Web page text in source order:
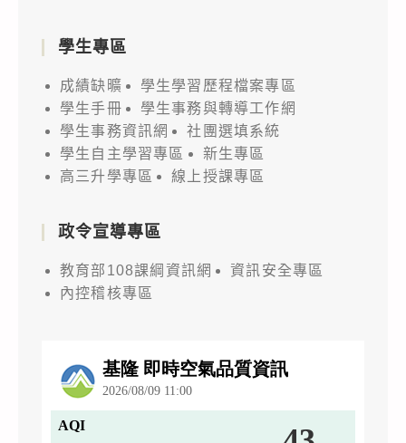
學生專區
成績缺曠
學生學習歷程檔案專區
學生手冊
學生事務與轉導工作網
學生事務資訊網
社團選填系統
學生自主學習專區
新生專區
高三升學專區
線上授課專區
政令宣導專區
教育部108課綱資訊網
資訊安全專區
內控稽核專區